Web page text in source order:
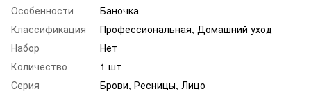
Особенности
Баночка
Классификация
Профессиональная, Домашний уход
Набор
Нет
Количество
1 шт
Серия
Брови, Ресницы, Лицо